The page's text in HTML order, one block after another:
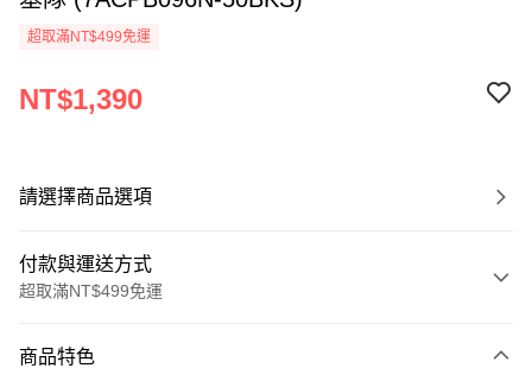
超取滿NT$499免運
NT$1,390
請選擇商品選項
付款與運送方式
超取滿NT$499免運
信用卡一次付款
商品特色